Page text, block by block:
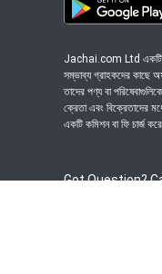
Jachai.com Ltd একটি
সম্ভাব্য গ্রাহকদের কাছে
তাদের পণ্য বা
ক্রেতা এবং বিক্রেতাদের
একটি কমিশন বা ফি চার্জ
Got Question?